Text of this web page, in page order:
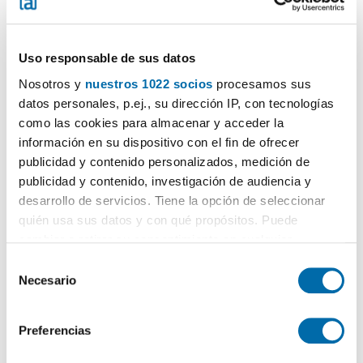
Uso responsable de sus datos
Nosotros y nuestros 1022 socios procesamos sus
datos personales, p.ej., su dirección IP, con tecnologías
como las cookies para almacenar y acceder la
información en su dispositivo con el fin de ofrecer
publicidad y contenido personalizados, medición de
publicidad y contenido, investigación de audiencia y
desarrollo de servicios. Tiene la opción de seleccionar
quién usa sus datos y con qué propósitos. Puede
el Menú de consentimiento.
Recopilar información sobre su ubicación geográfica
Necesario
Preferencias
5.000€
484m 4 Zi. 4 Badezimmer
Playa De Gandia, Benipeixcar-Raval, Gandia
Anrufen
Kontaktieren
PREMIUM Máx. 10km